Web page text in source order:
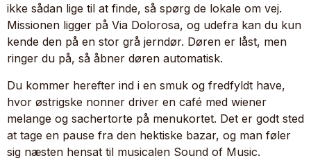
ikke sådan lige til at finde, så spørg de lokale om vej.
Missionen ligger på Via Dolorosa, og udefra kan du kun
kende den på en stor grå jerndør. Døren er låst, men
ringer du på, så åbner døren automatisk.
Du kommer herefter ind i en smuk og fredfyldt have,
hvor østrigske nonner driver en café med wiener
melange og sachertorte på menukortet. Det er godt sted
at tage en pause fra den hektiske bazar, og man føler
sig næsten hensat til musicalen Sound of Music.